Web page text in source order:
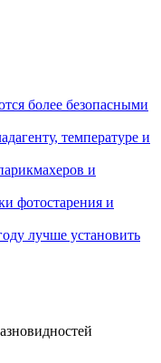
более безопасными
температуре и
и
фотостарения и
лучше установить